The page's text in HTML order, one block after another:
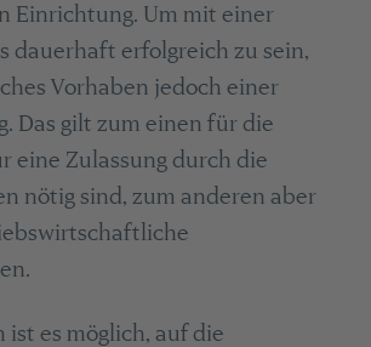
Einrichtung. Um mit einer
dauerhaft erfolgreich zu sein,
Vorhaben jedoch einer
Das gilt zum einen für die
eine Zulassung durch die
nötig sind, zum anderen aber
ist es möglich, auf die